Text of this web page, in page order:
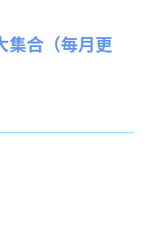
集合 （每月更